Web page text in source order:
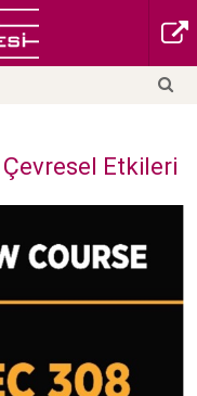
Etkileri